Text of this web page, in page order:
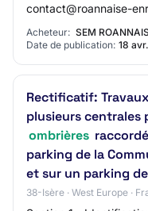
contact@roannaise-
Acheteur: SEM
Date de publication: 18
Rectificatif:
plusieurs centrales
ombrières
parking de la
et sur un parking
38-Isère · West Europe ·